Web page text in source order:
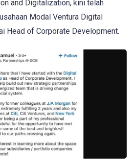
and Digitalization, kini telah
Modal Ventura Digital
Head of Corporate Development.